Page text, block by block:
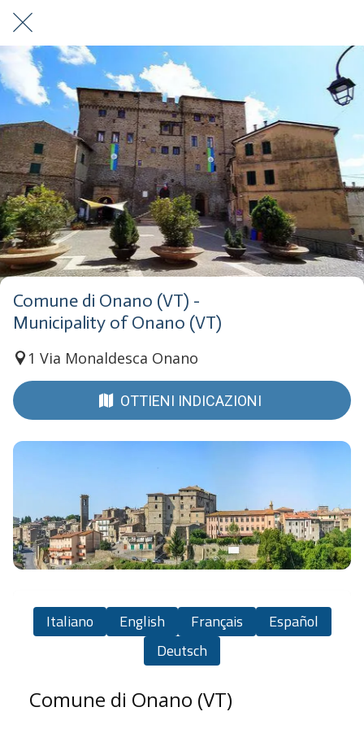
Comune di Onano (VT) -
Municipality of Onano (VT)
1 Via Monaldesca Onano
OTTIENI INDICAZIONI
Italiano English Français
Español
Deutsch
Comune di Onano (VT)